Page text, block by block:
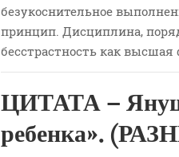
безукоснительное
принцип. Дисциплина,
бесстрастность как высшая
ЦИТАТА –
ребенка».